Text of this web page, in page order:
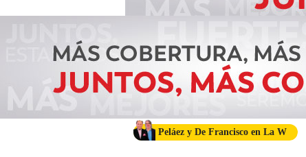
Peláez y De Francisco en La W